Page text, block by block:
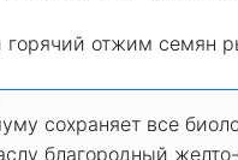
горячий отжим семян
сохраняет все
благородный